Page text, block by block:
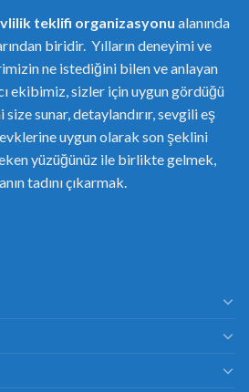
teklifi organizasyonu alanında
biridir. Yılların deneyimi ve
ne istediğini bilen ve anlayan
ekibimiz, sizler için uygun gördüğü
sunar, detaylandırır, sevgili eş
uygun olarak son şeklini
yüzüğünüz ile birlikte gelmek,
tadını çıkarmak.